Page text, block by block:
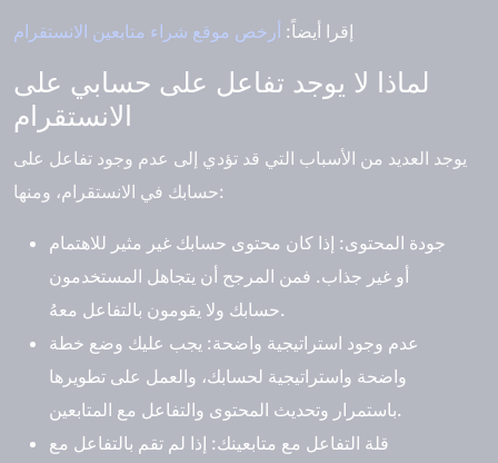
إقرا أيضاً: أرخص موقع شراء متابعين الانستقرام
لماذا لا يوجد تفاعل على حسابي على
الانستقرام
يوجد العديد من الأسباب التي قد تؤدي إلى عدم وجود تفاعل على
حسابك في الانستقرام، ومنها:
جودة المحتوى: إذا كان محتوى حسابك غير مثير للاهتمام
أو غير جذاب. فمن المرجح أن يتجاهل المستخدمون
حسابك ولا يقومون بالتفاعل معهُ.
عدم وجود استراتيجية واضحة: يجب عليك وضع خطة
واضحة واستراتيجية لحسابك، والعمل على تطويرها
باستمرار وتحديث المحتوى والتفاعل مع المتابعين.
قلة التفاعل مع متابعينك: إذا لم تقم بالتفاعل مع